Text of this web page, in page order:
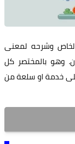
وشرحه لمعنى
وهو بالمختصر كل
خدمة او سلعة من